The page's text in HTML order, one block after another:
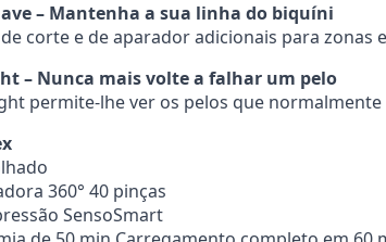
– Mantenha a sua linha do biquíni
corte e de aparador adicionais para zonas
– Nunca mais volte a falhar um pelo
permite-lhe ver os pelos que normalmente
360° 40 pinças
SensoSmart